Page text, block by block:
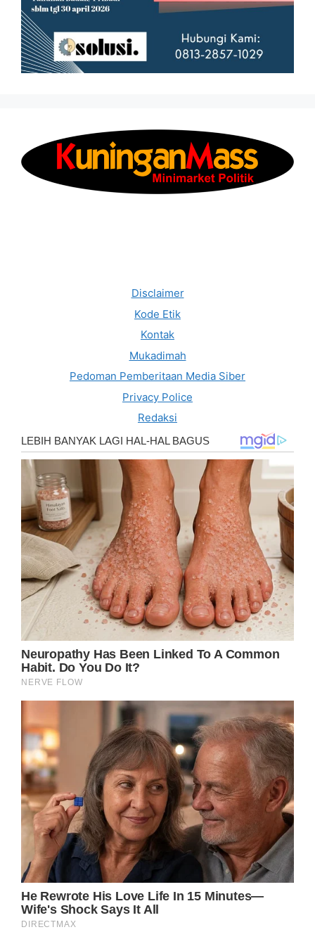
Disclaimer
Kode Etik
Kontak
Mukadimah
Pedoman Pemberitaan Media Siber
Privacy Police
Redaksi